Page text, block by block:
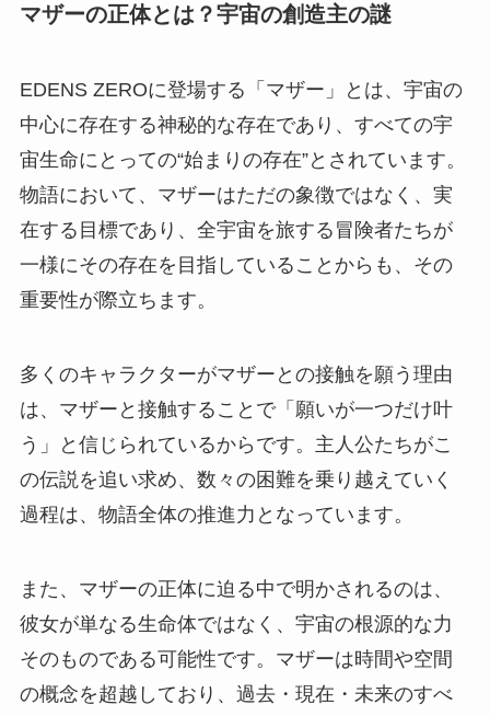
マザーの正体とは？宇宙の創造主の謎
EDENS ZEROに登場する「マザー」とは、宇宙の
中心に存在する神秘的な存在であり、すべての宇
宙生命にとっての“始まりの存在”とされています。
物語において、マザーはただの象徴ではなく、実
在する目標であり、全宇宙を旅する冒険者たちが
一様にその存在を目指していることからも、その
重要性が際立ちます。
多くのキャラクターがマザーとの接触を願う理由
は、マザーと接触することで「願いが一つだけ叶
う」と信じられているからです。主人公たちがこ
の伝説を追い求め、数々の困難を乗り越えていく
過程は、物語全体の推進力となっています。
また、マザーの正体に迫る中で明かされるのは、
彼女が単なる生命体ではなく、宇宙の根源的な力
そのものである可能性です。マザーは時間や空間
の概念を超越しており、過去・現在・未来のすべ